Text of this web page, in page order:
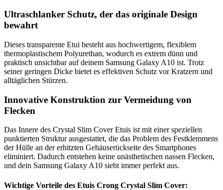
Ultraschlanker Schutz, der das originale Design
bewahrt
Dieses transparente Etui besteht aus hochwertigem, flexiblem
thermoplastischem Polyurethan, wodurch es extrem dünn und
praktisch unsichtbar auf deinem Samsung Galaxy A10 ist. Trotz
seiner geringen Dicke bietet es effektiven Schutz vor Kratzern und
alltäglichen Stürzen.
Innovative Konstruktion zur Vermeidung von
Flecken
Das Innere des Crystal Slim Cover Etuis ist mit einer speziellen
punktierten Struktur ausgestattet, die das Problem des Festklemmens
der Hülle an der erhitzten Gehäuserückseite des Smartphones
eliminiert. Dadurch entstehen keine unästhetischen nassen Flecken,
und dein Samsung Galaxy A10 sieht immer perfekt aus.
Wichtige Vorteile des Etuis Crong Crystal Slim Cover: